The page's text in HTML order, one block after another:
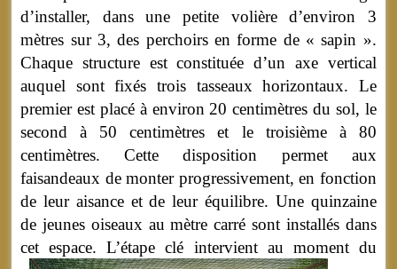
d’installer, dans une petite volière d’environ 3
mètres sur 3, des perchoirs en forme de « sapin ».
Chaque structure est constituée d’un axe vertical
auquel sont fixés trois tasseaux horizontaux. Le
premier est placé à environ 20 centimètres du sol, le
second à 50 centimètres et le troisième à 80
centimètres. Cette disposition permet aux
faisandeaux de monter progressivement, en fonction
de leur aisance et de leur équilibre. Une quinzaine
de jeunes oiseaux au mètre carré sont installés dans
cet espace.L’étape clé intervient au moment du